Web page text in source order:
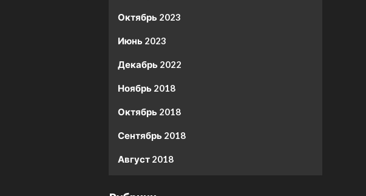
Октябрь 2023
Июнь 2023
Декабрь 2022
Ноябрь 2018
Октябрь 2018
Сентябрь 2018
Август 2018